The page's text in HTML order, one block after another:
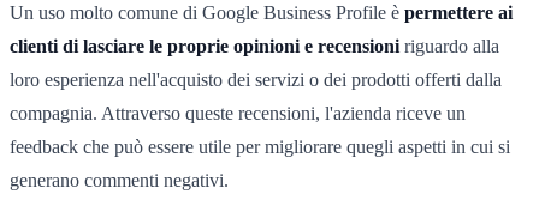
Un uso molto comune di Google Business Profile è permettere ai
clienti di lasciare le proprie opinioni e recensioni riguardo alla
loro esperienza nell'acquisto dei servizi o dei prodotti offerti dalla
compagnia. Attraverso queste recensioni, l'azienda riceve un
feedback che può essere utile per migliorare quegli aspetti in cui si
generano commenti negativi.